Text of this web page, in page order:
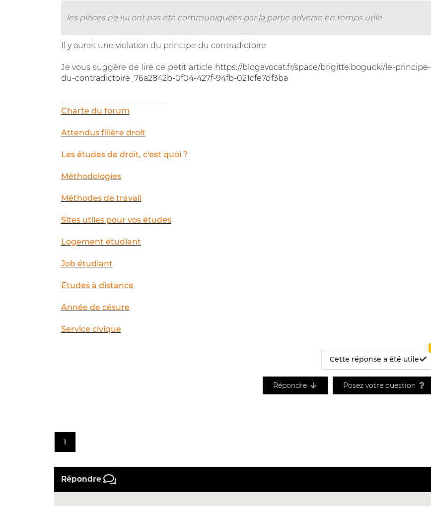
les pièces ne lui ont pas été communiquées par la partie adverse en temps utile
Il y aurait une violation du principe du contradictoire
Je vous suggère de lire ce petit article https://blogavocat.fr/space/brigitte.bogucki/le-principe-
du-contradictoire_76a2842b-0f04-427f-94fb-021cfe7df3ba
Charte du forum
Attendus filière droit
Les études de droit, c'est quoi ?
Méthodologies
Méthodes de travail
Sites utiles pour vos études
Logement étudiant
Job étudiant
Études à distance
Année de césure
Service civique
Cette réponse a été utile
Répondre Posez votre question
1
Répondre